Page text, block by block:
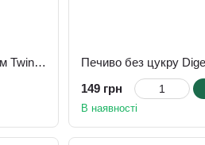
Печиво без цукру какао з кремом Twins Gullon, 210 г
149 грн
В наявності